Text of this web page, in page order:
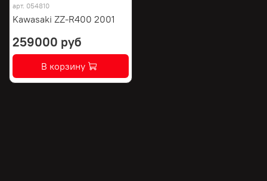
арт. 054810
Kawasaki ZZ-R400 2001
259000 руб
В корзину